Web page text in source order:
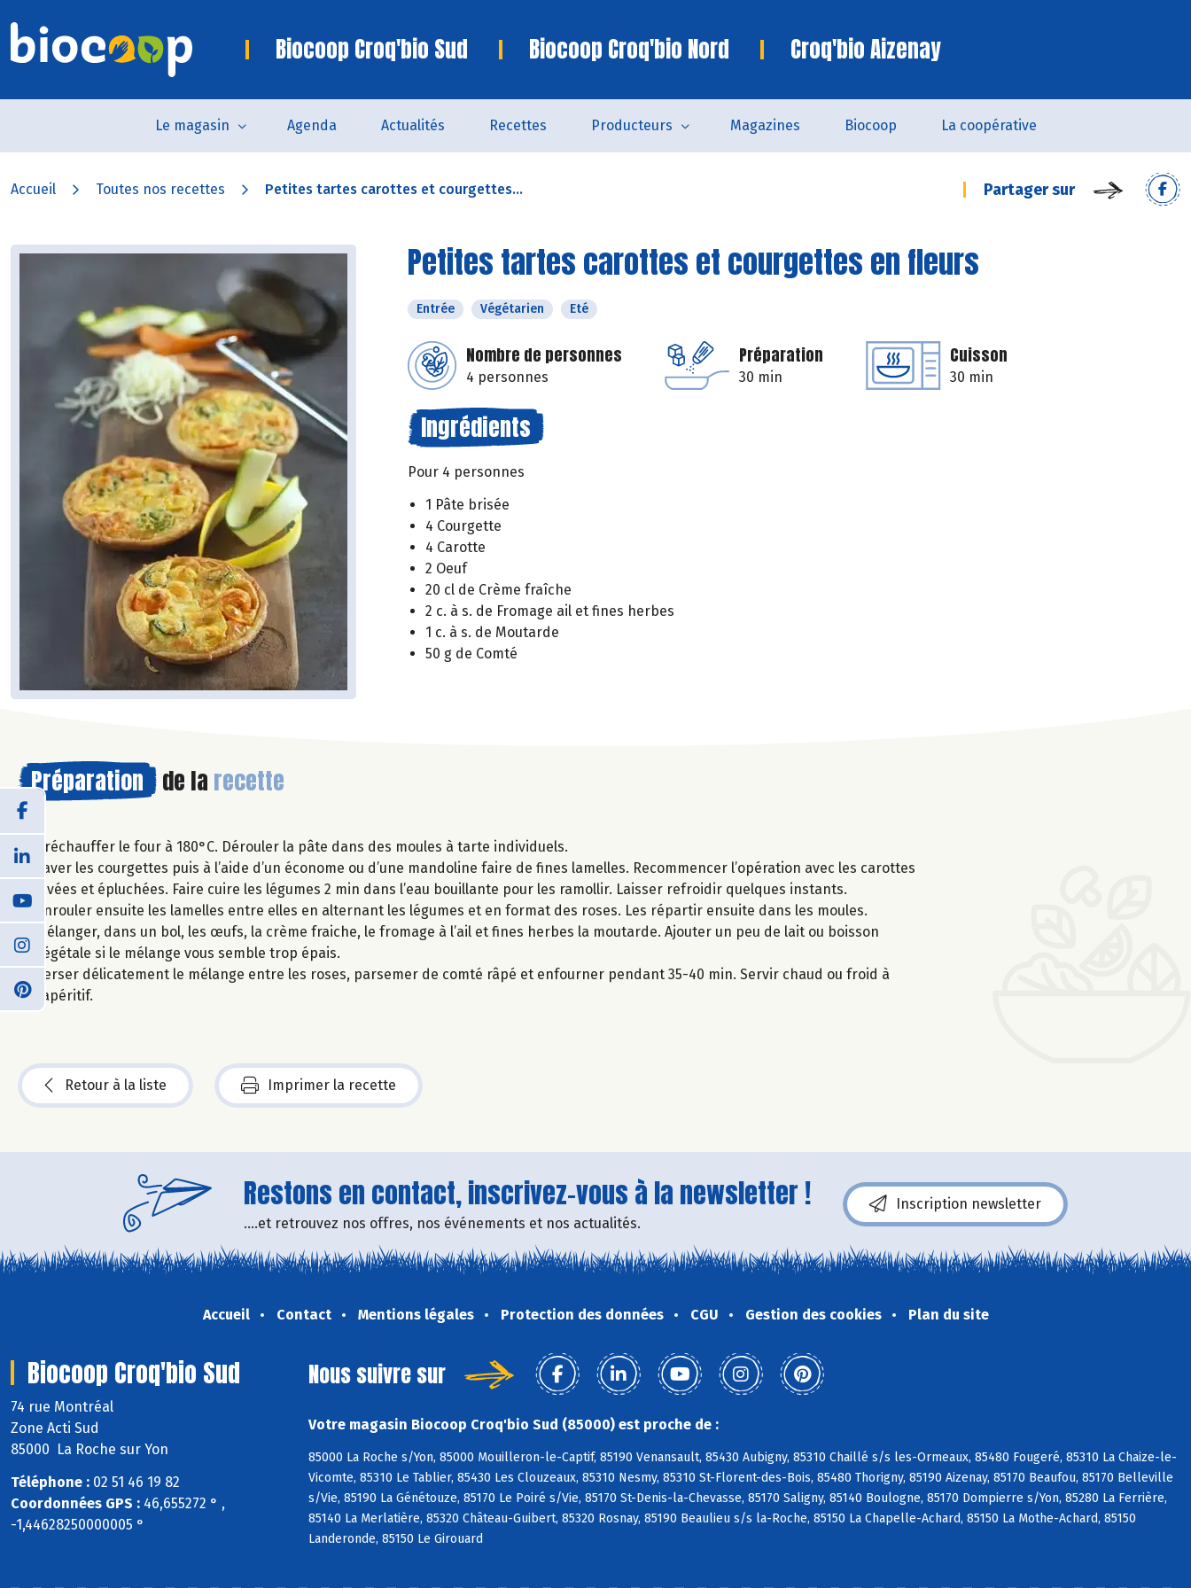
Biocoop Croq'bio Sud Biocoop Croq'bio Nord Croq'bio Aizenay
Le magasin Agenda Actualités Recettes Producteurs Magazines Biocoop La coopérative
Accueil Toutes nos recettes Petites tartes carottes et courgettes... Partager sur
Petites tartes carottes et courgettes en fleurs
Entrée Végétarien Eté
Nombre de personnes
4 personnes
Préparation
30 min
Cuisson
30 min
Ingrédients
Pour 4 personnes
1 Pâte brisée
4 Courgette
4 Carotte
2 Oeuf
20 cl de Crème fraîche
2 c. à s. de Fromage ail et fines herbes
1 c. à s. de Moutarde
50 g de Comté
Préparation de la recette
Préchauffer le four à 180°C. Dérouler la pâte dans des moules à tarte individuels.
Laver les courgettes puis à l’aide d’un économe ou d’une mandoline faire de fines lamelles. Recommencer l’opération avec les carottes
lavées et épluchées. Faire cuire les légumes 2 min dans l’eau bouillante pour les ramollir. Laisser refroidir quelques instants.
Enrouler ensuite les lamelles entre elles en alternant les légumes et en format des roses. Les répartir ensuite dans les moules.
Mélanger, dans un bol, les œufs, la crème fraiche, le fromage à l’ail et fines herbes la moutarde. Ajouter un peu de lait ou boisson
végétale si le mélange vous semble trop épais.
Verser délicatement le mélange entre les roses, parsemer de comté râpé et enfourner pendant 35-40 min. Servir chaud ou froid à
l’apéritif.
Retour à la liste Imprimer la recette
Restons en contact, inscrivez-vous à la newsletter !
....et retrouvez nos offres, nos événements et nos actualités.
Inscription newsletter
Accueil Contact Mentions légales Protection des données CGU Gestion des cookies Plan du site
Biocoop Croq'bio Sud
74 rue Montréal
Zone Acti Sud
85000 La Roche sur Yon
Téléphone : 02 51 46 19 82
Coordonnées GPS : 46,655272 ° ,
-1,44628250000005 °
Nous suivre sur
Votre magasin Biocoop Croq'bio Sud (85000) est proche de :
85000 La Roche s/Yon, 85000 Mouilleron-le-Captif, 85190 Venansault, 85430 Aubigny, 85310 Chaillé s/s les-Ormeaux, 85480 Fougeré, 85310 La Chaize-le-
Vicomte, 85310 Le Tablier, 85430 Les Clouzeaux, 85310 Nesmy, 85310 St-Florent-des-Bois, 85480 Thorigny, 85190 Aizenay, 85170 Beaufou, 85170 Belleville
s/Vie, 85190 La Génétouze, 85170 Le Poiré s/Vie, 85170 St-Denis-la-Chevasse, 85170 Saligny, 85140 Boulogne, 85170 Dompierre s/Yon, 85280 La Ferrière,
85140 La Merlatière, 85320 Château-Guibert, 85320 Rosnay, 85190 Beaulieu s/s la-Roche, 85150 La Chapelle-Achard, 85150 La Mothe-Achard, 85150
Landeronde, 85150 Le Girouard